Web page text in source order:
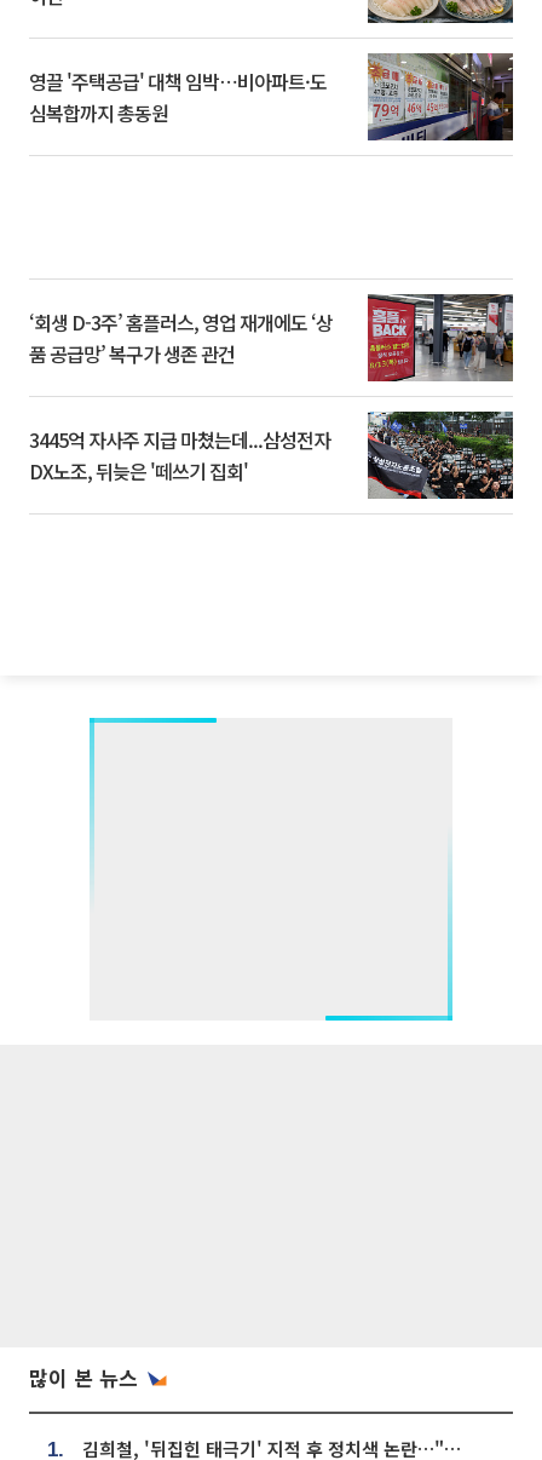
영끌 '주택공급' 대책 임박⋯비아파트·도
심복합까지 총동원
‘회생 D-3주’ 홈플러스, 영업 재개에도 ‘상
품 공급망’ 복구가 생존 관건
3445억 자사주 지급 마쳤는데...삼성전자
DX노조, 뒤늦은 '떼쓰기 집회'
많이 본 뉴스
1. 김희철, '뒤집힌 태극기' 지적 후 정치색 논란…"좌우 떠나 우리나라 국기"